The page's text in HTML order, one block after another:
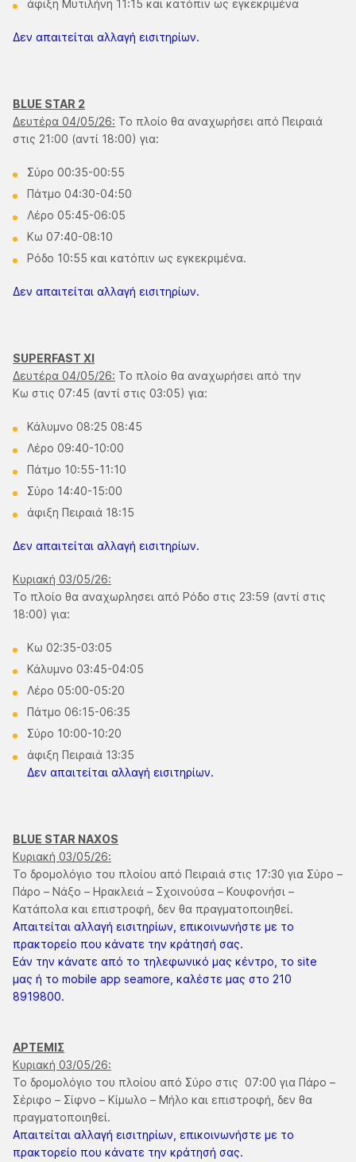
άφιξη Μυτιλήνη 11:15 και κατόπιν ως εγκεκριμένα
Δεν απαιτείται αλλαγή εισιτηρίων.
BLUE STAR 2
Δευτέρα 04/05/26: Το πλοίο θα αναχωρήσει από Πειραιά
στις 21:00 (αντί 18:00) για:
Σύρο 00:35-00:55
Πάτμο 04:30-04:50
Λέρο 05:45-06:05
Κω 07:40-08:10
Ρόδο 10:55 και κατόπιν ως εγκεκριμένα.
Δεν απαιτείται αλλαγή εισιτηρίων.
SUPERFAST XI
Δευτέρα 04/05/26: Το πλοίο θα αναχωρήσει από την
Κω στις 07:45 (αντί στις 03:05) για:
Κάλυμνο 08:25 08:45
Λέρο 09:40-10:00
Πάτμο 10:55-11:10
Σύρο 14:40-15:00
άφιξη Πειραιά 18:15
Δεν απαιτείται αλλαγή εισιτηρίων.
Κυριακή 03/05/26:
Το πλοίο θα αναχωρλησει από Ρόδο στις 23:59 (αντί στις
18:00) για:
Κω 02:35-03:05
Κάλυμνο 03:45-04:05
Λέρο 05:00-05:20
Πάτμο 06:15-06:35
Σύρο 10:00-10:20
άφιξη Πειραιά 13:35
Δεν απαιτείται αλλαγή εισιτηρίων.
BLUE STAR NAXOS
Κυριακή 03/05/26:
Το δρομολόγιο του πλοίου από Πειραιά στις 17:30 για Σύρο –
Πάρο – Νάξο – Ηρακλειά – Σχοινούσα – Κουφονήσι –
Κατάπολα και επιστροφή, δεν θα πραγματοποιηθεί.
Απαιτείται αλλαγή εισιτηρίων, επικοινωνήστε με το
πρακτορείο που κάνατε την κράτησή σας.
Εάν την κάνατε από το τηλεφωνικό μας κέντρο, το site
μας ή το mobile app seamore, καλέστε μας στο 210
8919800.
ΑΡΤΕΜΙΣ
Κυριακή 03/05/26:
Το δρομολόγιο του πλοίου από Σύρο στις 07:00 για Πάρο –
Σέριφο – Σίφνο – Κίμωλο – Μήλο και επιστροφή, δεν θα
πραγματοποιηθεί.
Απαιτείται αλλαγή εισιτηρίων, επικοινωνήστε με το
πρακτορείο που κάνατε την κράτησή σας.